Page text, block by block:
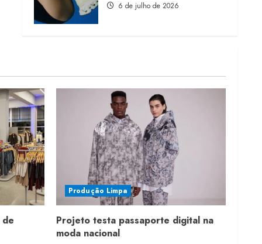
6 de julho de 2026
Produção Limpa
Projeto testa passaporte digital na
moda nacional